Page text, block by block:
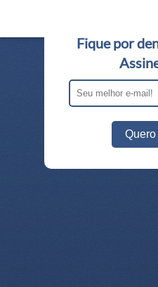
Fique por